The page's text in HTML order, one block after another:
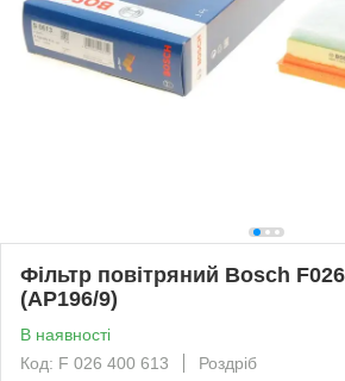
Фільтр повітряний Bosch
(AP196/9)
В наявності
Код: F 026 400 613
Роздріб